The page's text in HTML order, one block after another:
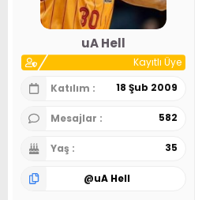
r
i
h
i
uA Hell
Kayıtlı Üye
Katılım
18 Şub 2009
Mesajlar 582
Yaş 35
@uA Hell